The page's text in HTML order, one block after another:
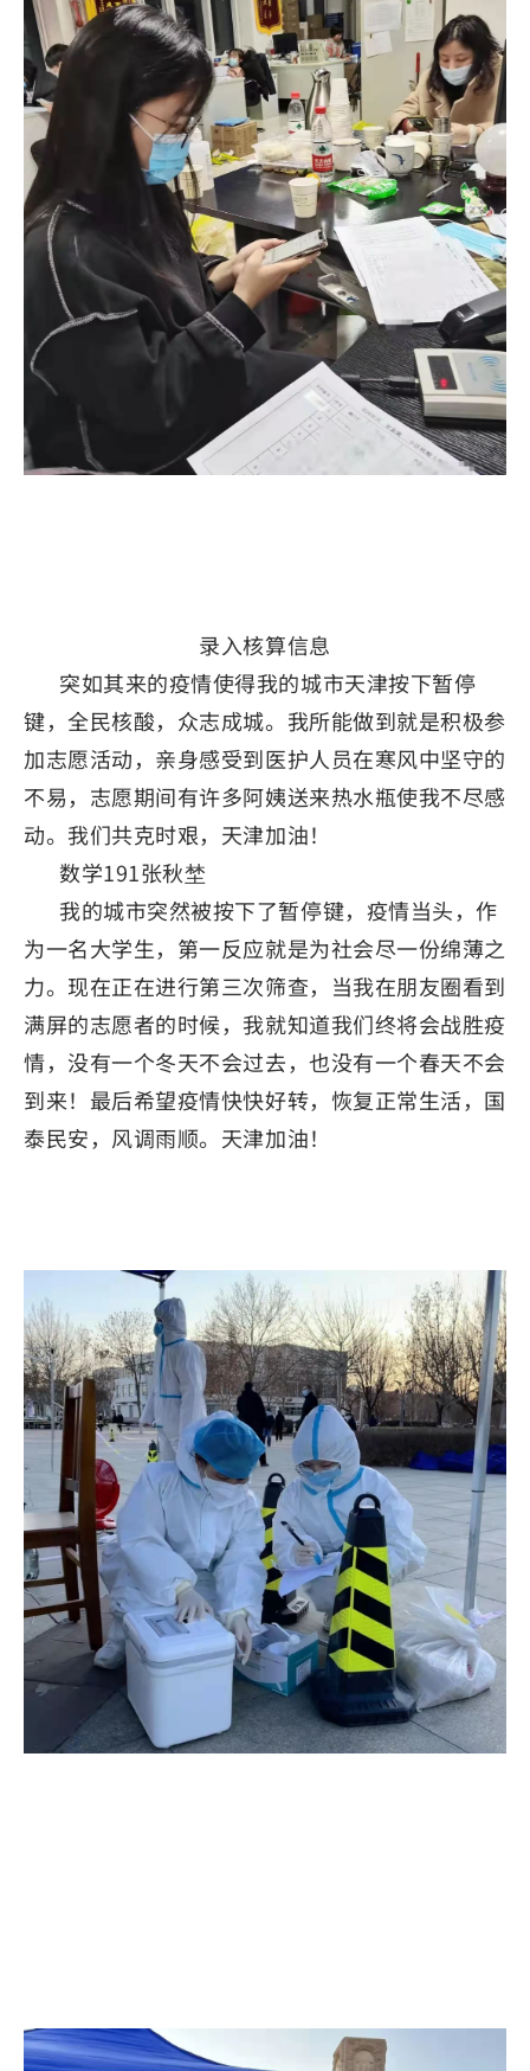
录入核算信息
突如其来的疫情使得我的城市天津按下暂停
键，全民核酸，众志成城。我所能做到就是积极参
加志愿活动，亲身感受到医护人员在寒风中坚守的
不易，志愿期间有许多阿姨送来热水瓶使我不尽感
动。我们共克时艰，天津加油！
数学191张秋埜
我的城市突然被按下了暂停键，疫情当头，作
为一名大学生，第一反应就是为社会尽一份绵薄之
力。现在正在进行第三次筛查，当我在朋友圈看到
满屏的志愿者的时候，我就知道我们终将会战胜疫
情，没有一个冬天不会过去，也没有一个春天不会
到来！最后希望疫情快快好转，恢复正常生活，国
泰民安，风调雨顺。天津加油！